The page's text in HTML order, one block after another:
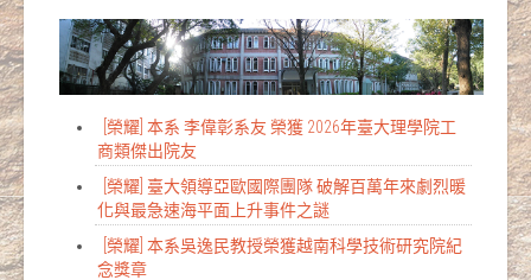
[榮耀] 本系 李偉彰系友 榮獲 2026年臺大理學院工
商類傑出院友
[榮耀] 臺大領導亞歐國際團隊 破解百萬年來劇烈暖
化與最急速海平面上升事件之謎
[榮耀] 本系吳逸民教授榮獲越南科學技術研究院紀
念獎章